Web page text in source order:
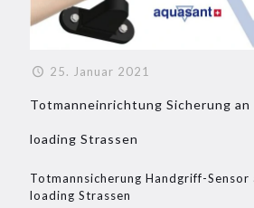
25. Januar 2021
Totmanneinrichtung Sicherung
loading Strassen
Totmannsicherung Handgriff-Sensor
loading Strassen